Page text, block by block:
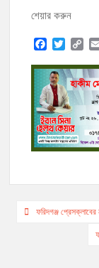
শেয়ার করুন
F
c
e
b
o
o
k
i
t
t
e
r
C
p
y
i
n
k
Postফরিদগঞ্জ প্রেসক্লাবের